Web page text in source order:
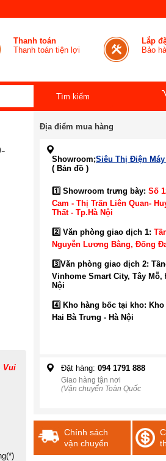
Thanh toán
Thanh toán tiện lợi
Lắp
Bảo
Vui
Địa điểm mua hàng
Showroom;Siêu Thị Điện
( Bản đồ )
1️⃣ Showroom trưng bày: Số
Cam - Thị Trấn Liên Quan-
Thất - Tp.Hà Nội
2️⃣ Văn phòng giao dịch 1:
Nguyễn Lương Bằng, Đống
3️⃣Văn phòng giao dịch 2:
Vinhome Smart City, Tây Mỗ,
Nội
4️⃣ Kho hàng bốc tại kho: Kho
Hai Bà Trưng - Hà Nội
Đặt hàng: 094 1791 888
Giao hàng tận nơi
(Vận chuyển Toàn Quốc
Chính sách
vận chuyển